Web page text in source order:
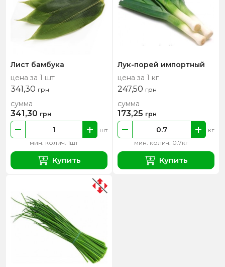
Лист бамбука
цена за 1 шт
341,30 грн
мин. колич. 1шт
шт
сумма
341,30 грн
Купить
Лук-порей импортный
цена за 1 кг
247,50 грн
мин. колич. 0.7кг
кг
сумма
173,25 грн
Купить